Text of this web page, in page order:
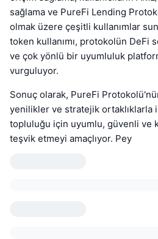
sağlama ve PureFi Lending
olmak üzere çeşitli kullanımlar
token kullanımı, protokolün
ve çok yönlü bir uyumluluk
vurguluyor.
Sonuç olarak, PureFi
yenilikler ve stratejik ortaklıklarla
topluluğu için uyumlu, güvenli ve
teşvik etmeyi amaçlıyor. Pey